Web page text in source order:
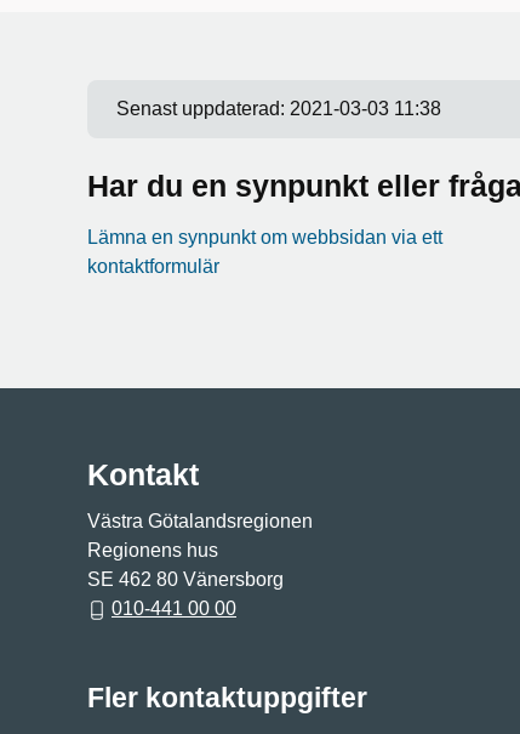
Senast uppdaterad: 2021-03-03 11:38
Har du en synpunkt eller
Lämna en synpunkt om webbsidan via ett
kontaktformulär
Kontakt
Västra Götalandsregionen
Regionens hus
SE 462 80 Vänersborg
010-441 00 00
Fler kontaktuppgifter